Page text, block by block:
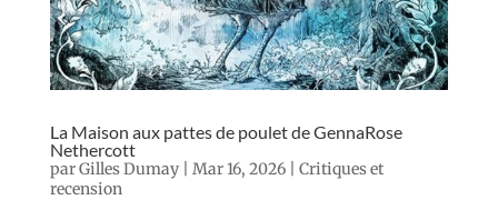
La Maison aux pattes de poulet de GennaRose
Nethercott
parGilles Dumay| Mar 16, 2026| Critiques et
recension